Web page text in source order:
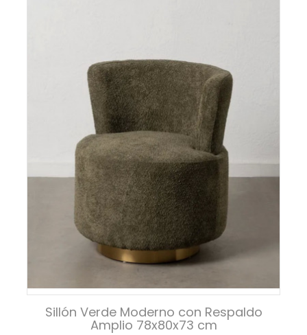
Sillón Verde Moderno con Respaldo
Amplio 78x80x73 cm